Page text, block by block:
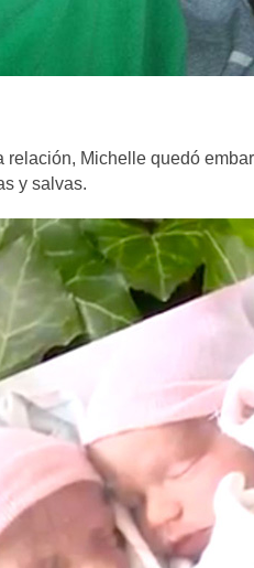
Michelle quedó
y salvas.